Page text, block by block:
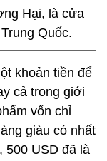
Hại, là cửa
Quốc.
khoản tiền để
cả trong giới
vốn chỉ
giàu có nhất
500 USD đã là